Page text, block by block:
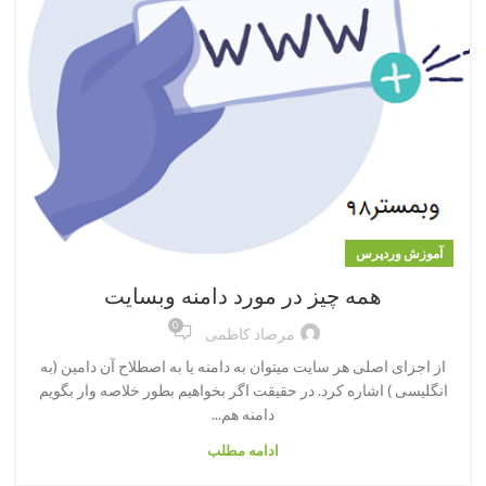
آموزش وردپرس
همه چیز در مورد دامنه وبسایت
مرصاد کاظمی 0
از اجزای اصلی هر سایت میتوان به دامنه یا به اصطلاح آن دامین (به
انگلیسی ) اشاره کرد. در حقیقت اگر بخواهیم بطور خلاصه وار بگویم
دامنه هم...
ادامه مطلب